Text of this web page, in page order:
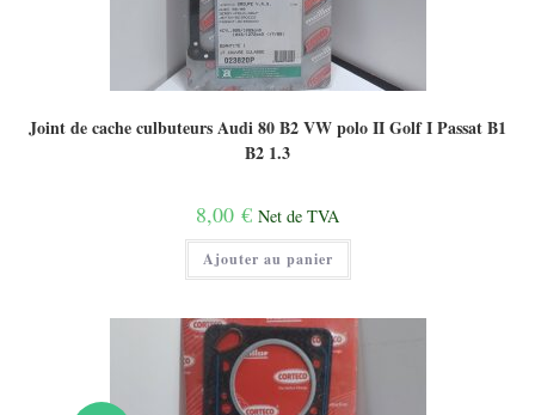
Joint de cache culbuteurs Audi 80 B2 VW polo II Golf I Passat B1
B2 1.3
8,00 € Net de TVA
Ajouter au panier